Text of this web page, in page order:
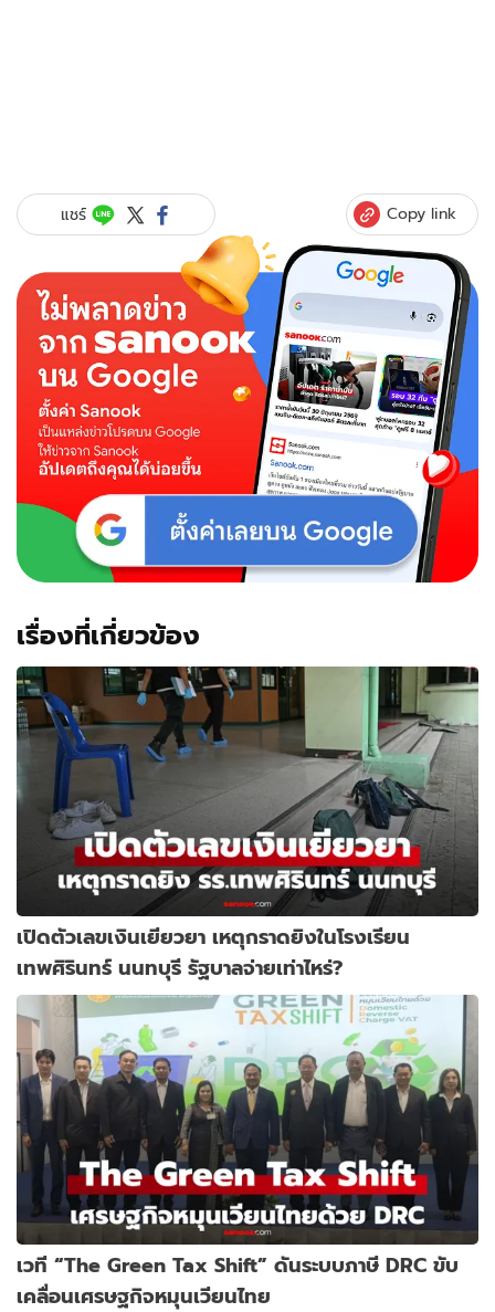
แชร์ Copy link
เรื่องที่เกี่ยวข้อง
เปิดตัวเลขเงินเยียวยา เหตุกราดยิงในโรงเรียน
เทพศิรินทร์ นนทบุรี รัฐบาลจ่ายเท่าไหร่?
เวที “The Green Tax Shift” ดันระบบภาษี DRC ขับ
เคลื่อนเศรษฐกิจหมุนเวียนไทย